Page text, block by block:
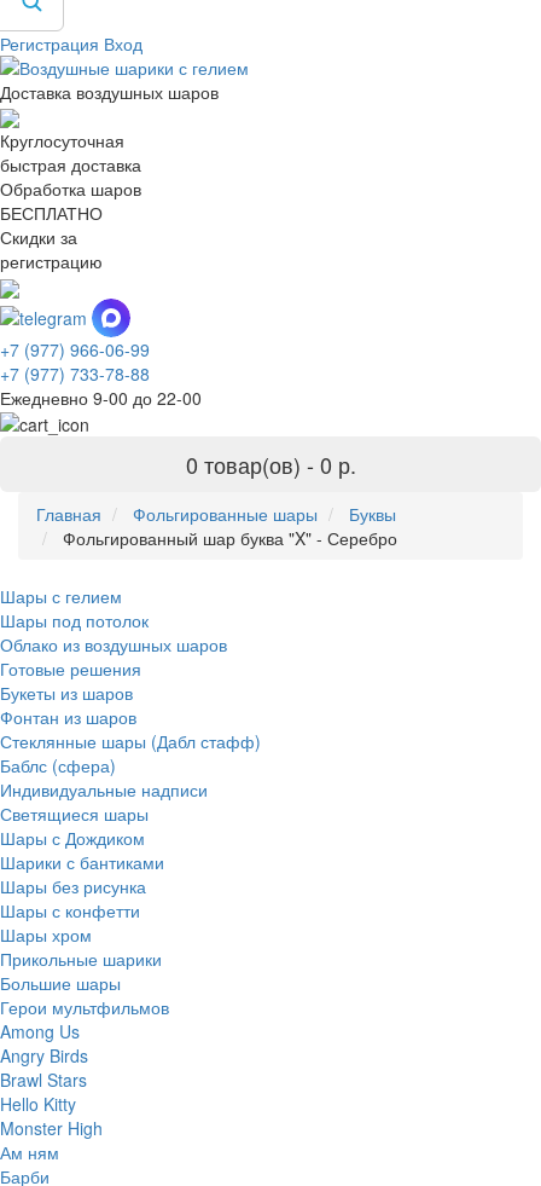
Регистрация Вход
Доставка воздушных шаров
Круглосуточная
быстрая доставка
Обработка шаров
БЕСПЛАТНО
Скидки за
регистрацию
+7 (977) 966-06-99
+7 (977) 733-78-88
Ежедневно 9-00 до 22-00
0 товар(ов) - 0 р.
Главная Фольгированные шары
Буквы
Фольгированный шар буква "X" - Серебро
Шары с гелием
Шары под потолок
Облако из воздушных шаров
Готовые решения
Букеты из шаров
Фонтан из шаров
Стеклянные шары (Дабл стафф)
Баблс (сфера)
Индивидуальные надписи
Светящиеся шары
Шары с Дождиком
Шарики с бантиками
Шары без рисунка
Шары с конфетти
Шары хром
Прикольные шарики
Большие шары
Герои мультфильмов
Among Us
Angry Birds
Brawl Stars
Hello Kitty
Monster High
Ам ням
Барби